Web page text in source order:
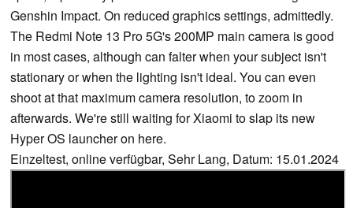
Genshin Impact. On reduced graphics settings, admittedly.
The Redmi Note 13 Pro 5G's 200MP main camera is good
in most cases, although can falter when your subject isn't
stationary or when the lighting isn't ideal. You can even
shoot at that maximum camera resolution, to zoom in
afterwards. We're still waiting for Xiaomi to slap its new
Hyper OS launcher on here.
Einzeltest, online verfügbar, Sehr Lang, Datum: 15.01.2024